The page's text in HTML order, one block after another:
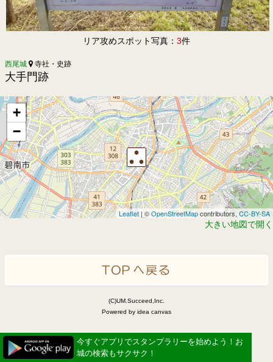
リア攻めスポット写真： 3件
西尾城 寺社・史跡
大手門跡
+
−
Leaflet | ©OpenStreetMapcontributors,CC-BY-SA
大きい地図で開く
(C)UM.Succeed,Inc.
Powered by idea canvas
今すぐアプリでスタンプラリーを始めよう！お
城の検索もサクサク！